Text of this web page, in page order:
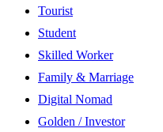
Tourist
Student
Skilled Worker
Family & Marriage
Digital Nomad
Golden / Investor